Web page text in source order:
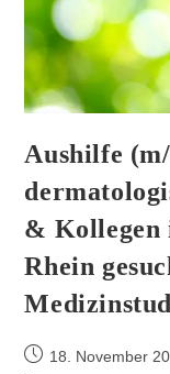
Aushilfe
& Kollegen
Rhein
18. November